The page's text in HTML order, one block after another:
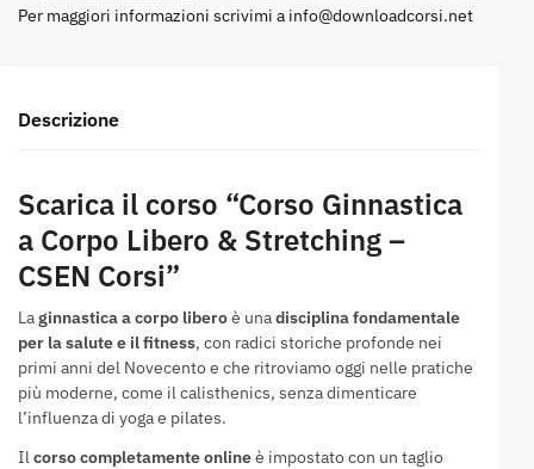
Per maggiori informazioni scrivimi a info@downloadcorsi.net
Descrizione
Scarica il corso “Corso Ginnastica
a Corpo Libero & Stretching –
CSEN Corsi”
Laginnastica a corpo liberoè unadisciplina fondamentale
per la salute e il fitness, con radici storiche profonde nei
primi anni del Novecento e che ritroviamo oggi nelle pratiche
più moderne, come il calisthenics, senza dimenticare
l’influenza di yoga e pilates.
Il corso completamente onlineè impostato con un taglio